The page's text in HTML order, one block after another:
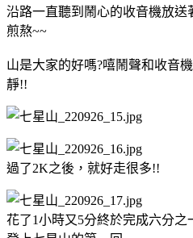
沿路一直聽到鬧心的收音機放
煎熬~~
山是大家的好嗎?嘻鬧聲和收音
靜!!
過了2K之後，就好走很多!!
花了1小時又5分終於完成六分之